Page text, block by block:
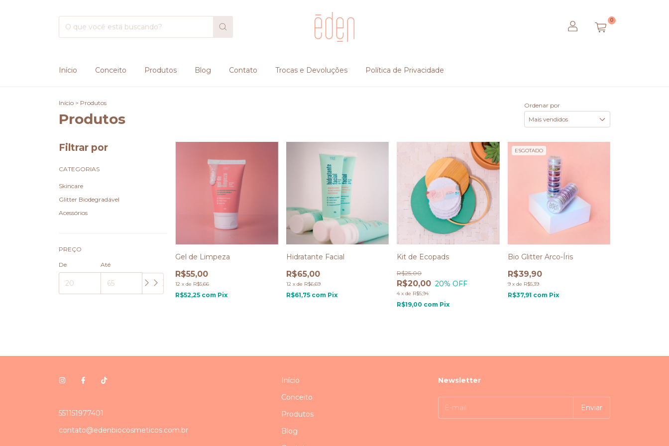
0
Início Conceito Produtos Blog Contato Trocas e Devoluções Política de Privacidade
Início > Produtos
Produtos
Ordenar por
Filtrar por
CATEGORIAS
Skincare
Glitter Biodegradável
Acessórios
PREÇO
De Até
Gel de Limpeza
R$55,00
12 xde R$5,66
R$52,25 com Pix
Hidratante Facial
R$65,00
12 x de R$6,69
R$61,75 com Pix
Kit de Ecopads
R$20,00
R$25,00
20% OFF
4 xde R$5,94
R$19,00 com Pix
ESGOTADO
Bio Glitter Arco-Íris
R$39,90
9 x de R$5,39
R$37,91 com Pix
551151977401
contato@edenbiocosmeticos.com.br
Início
Conceito
Produtos
Blog
Newsletter